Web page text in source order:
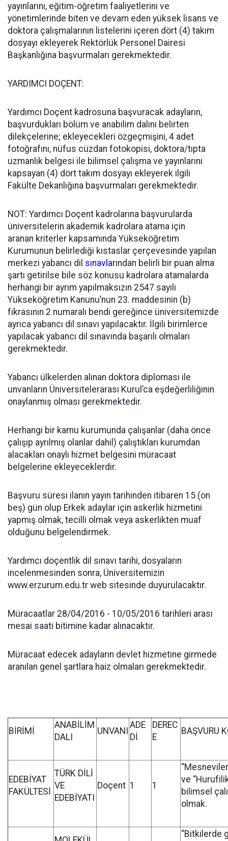
yayınlarını, eğitim-öğretim faaliyetlerini ve
yönetimlerinde biten ve devam eden yüksek lisans ve
doktora çalışmalarının listelerini içeren dört (4) takım
dosyayı ekleyerek Rektörlük Personel Dairesi
Başkanlığına başvurmaları gerekmektedir.
YARDIMCI DOÇENT:
Yardımcı Doçent kadrosuna başvuracak adayların,
başvurdukları bölüm ve anabilim dalını belirten
dilekçelerine; ekleyecekleri özgeçmişini, 4 adet
fotoğrafını, nüfus cüzdan fotokopisi, doktora/tıpta
uzmanlık belgesi ile bilimsel çalışma ve yayınlarını
kapsayan (4) dört takım dosyayı ekleyerek ilgili
Fakülte Dekanlığına başvurmaları gerekmektedir.
NOT: Yardımcı Doçent kadrolarına başvurularda
üniversitelerin akademik kadrolara atama için
aranan kriterler kapsamında Yükseköğretim
Kurumunun belirlediği kıstaslar çerçevesinde yapılan
merkezi yabancı dil sınavlarından belirli bir puan alma
şartı getirilse bile söz konusu kadrolara atamalarda
herhangi bir ayrım yapılmaksızın 2547 sayılı
Yükseköğretim Kanunu’nun 23. maddesinin (b)
fıkrasının 2 numaralı bendi gereğince üniversitemizde
ayrıca yabancı dil sınavı yapılacaktır. İlgili birimlerce
yapılacak yabancı dil sınavında başarılı olmaları
gerekmektedir.
Yabancı ülkelerden alınan doktora diploması ile
unvanların Üniversitelerarası Kurul’ca eşdeğerliliğinin
onaylanmış olması gerekmektedir.
Herhangi bir kamu kurumunda çalışanlar (daha önce
çalışıp ayrılmış olanlar dahil) çalıştıkları kurumdan
alacakları onaylı hizmet belgesini müracaat
belgelerine ekleyeceklerdir.
Başvuru süresi ilanın yayın tarihinden itibaren 15 (on
beş) gün olup Erkek adaylar için askerlik hizmetini
yapmış olmak, tecilli olmak veya askerlikten muaf
olduğunu belgelendirmek.
Yardımcı doçentlik dil sınavı tarihi, dosyaların
incelenmesinden sonra, Üniversitemizin
www.erzurum.edu.tr web sitesinde duyurulacaktır.
Müracaatlar 28/04/2016 - 10/05/2016 tarihleri arası
mesai saati bitimine kadar alınacaktır.
Müracaat edecek adayların devlet hizmetine girmede
aranılan genel şartlara haiz olmaları gerekmektedir.
BİRİMİ
ANABİLİM
DALI
UNVANI
ADE
Dİ
DEREC
E
BAŞVURU
EDEBİYAT
FAKÜLTESİ
TÜRK DİLİ
VE
EDEBİYATI
Doçent 1 1
ve
bilimsel
olmak.
“Bitkilerde